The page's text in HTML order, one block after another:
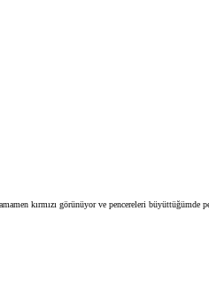
kırmızı görünüyor ve pencereleri büyüttüğümde